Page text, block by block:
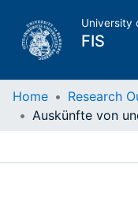
University
FIS
Home
Home Research